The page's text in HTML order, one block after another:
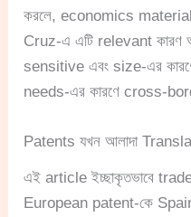
করলে, economics
Cruz-এ এটি relevant
sensitive এবং size-এর
needs-এর কারণে cross-
Patents যখন আলাদা
এই article ইচ্ছাকৃতভাবে
European patent-কে